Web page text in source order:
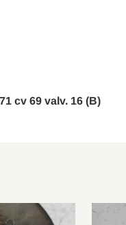
cv 69 valv. 16 (B)